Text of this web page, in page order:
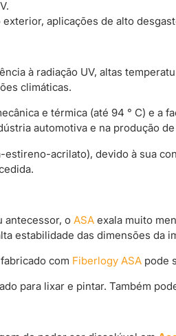
exterior, aplicações de alto
à radiação UV, altas
climáticas.
e térmica (até 94 ° C) e
automotiva e na produção
estireno-acrilato), devido à sua
antecessor, oASA exala muito
estabilidade das dimensões da
com Fiberlogy ASA pode
para lixar e pintar. Também